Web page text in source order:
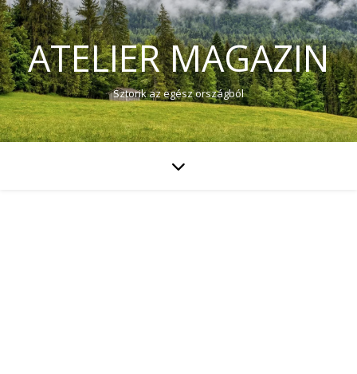
ATELIER MAGAZIN
Sztorik az egész országból